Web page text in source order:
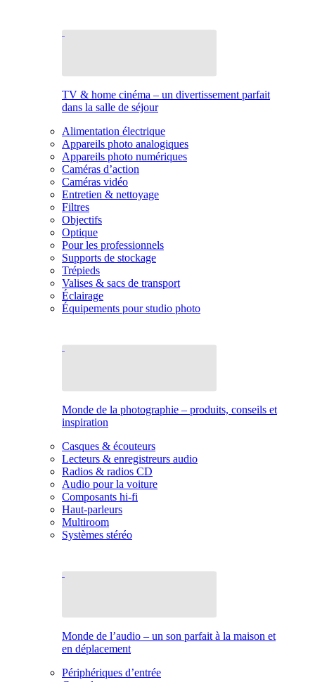
TV & home cinéma – un divertissement parfait
dans la salle de séjour
Alimentation électrique
Appareils photo analogiques
Appareils photo numériques
Caméras d’action
Caméras vidéo
Entretien & nettoyage
Filtres
Objectifs
Optique
Pour les professionnels
Supports de stockage
Trépieds
Valises & sacs de transport
Éclairage
Équipements pour studio photo
Monde de la photographie – produits, conseils et
inspiration
Casques & écouteurs
Lecteurs & enregistreurs audio
Radios & radios CD
Audio pour la voiture
Composants hi-fi
Haut-parleurs
Multiroom
Systèmes stéréo
Monde de l’audio – un son parfait à la maison et
en déplacement
Périphériques d’entrée